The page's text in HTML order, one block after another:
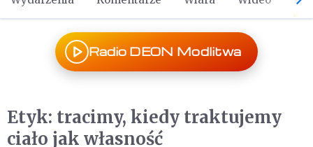
Radio DEON Modlitwa
Etyk: tracimy, kiedy traktujemy
ciało jak własność